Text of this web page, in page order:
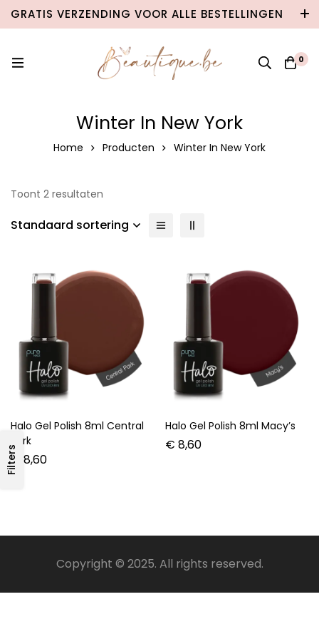
GRATIS VERZENDING VOOR ALLE BESTELLINGEN
VANAF €100 IN BELGIË & €120 NAAR
0
Winter In New York
Home Producten Winter In New York
Filters
Toont 2 resultaten
Standaard sortering
Halo Gel Polish 8ml Central
Park
€ 8,60
Halo Gel Polish 8ml Macy’s
€ 8,60
Copyright © 2025. All rights reserved.